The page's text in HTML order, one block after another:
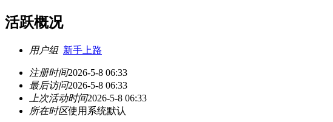
活跃概况
用户组 新手上路
注册时间2026-5-8 06:33
最后访问2026-5-8 06:33
上次活动时间2026-5-8 06:33
所在时区使用系统默认